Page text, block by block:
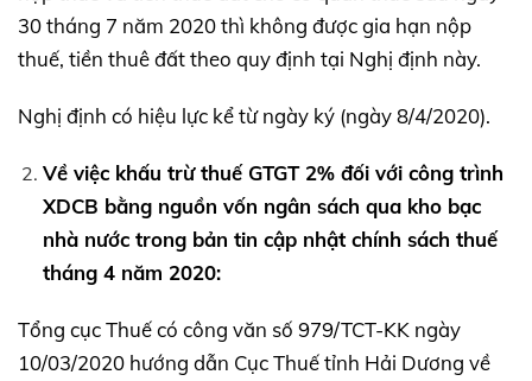
30 tháng 7 năm 2020 thì không được gia hạn nộp
thuế, tiền thuê đất theo quy định tại Nghị định này.
Nghị định có hiệu lực kể từ ngày ký (ngày 8/4/2020).
Về việc khấu trừ thuế GTGT 2% đối với công trình
XDCB bằng nguồn vốn ngân sách qua kho bạc
nhà nước trong bản tin cập nhật chính sách thuế
tháng 4 năm 2020:
Tổng cục Thuế có công văn số 979/TCT-KK ngày
10/03/2020 hướng dẫn Cục Thuế tỉnh Hải Dương về